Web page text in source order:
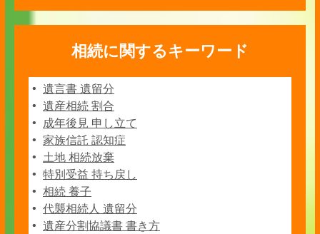
相続に関するキーワード
遺言書 遺留分
遺産相続 割合
成年後見 申し立て
家族信託 認知症
土地 相続放棄
特別受益 持ち戻し
相続 養子
代襲相続人 遺留分
遺産分割協議書 書き方